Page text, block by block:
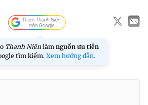
Thanh Niên làm nguồn ưu tiên
tìm kiếm. Xem hướng dẫn.